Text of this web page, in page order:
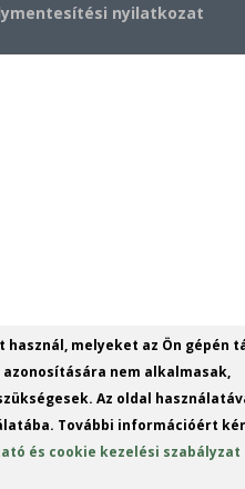
nyilatkozat
melyeket az Ön gépén
nem alkalmasak,
Az oldal
További információért
és cookie kezelési szabályzat